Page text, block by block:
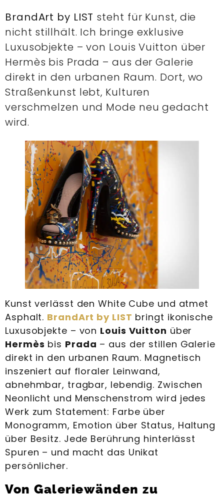
BrandArt by LIST steht für Kunst, die
nicht stillhält. Ich bringe exklusive
Luxusobjekte – von Louis Vuitton über
Hermès bis Prada – aus der Galerie
direkt in den urbanen Raum. Dort, wo
Straßenkunst lebt, Kulturen
verschmelzen und Mode neu gedacht
wird.
Kunst verlässt den White Cube und atmet
Asphalt. BrandArt by LIST bringt ikonische
Luxusobjekte – von Louis Vuitton über
Hermès bis Prada – aus der stillen Galerie
direkt in den urbanen Raum. Magnetisch
inszeniert auf floraler Leinwand,
abnehmbar, tragbar, lebendig. Zwischen
Neonlicht und Menschenstrom wird jedes
Werk zum Statement: Farbe über
Monogramm, Emotion über Status, Haltung
über Besitz. Jede Berührung hinterlässt
Spuren – und macht das Unikat
persönlicher.
Von Galeriewänden zu